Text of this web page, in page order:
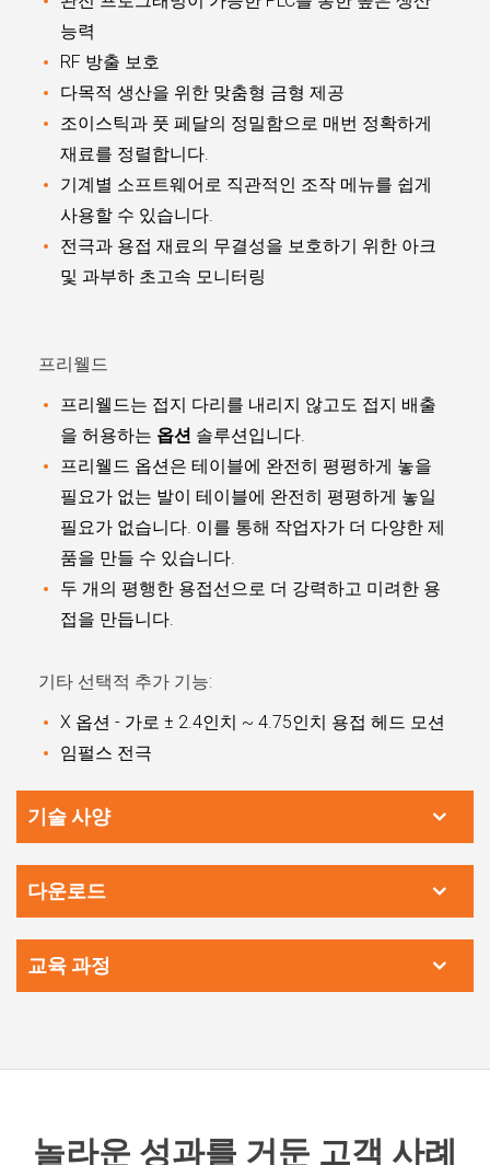
능력
RF 방출 보호
다목적 생산을 위한 맞춤형 금형 제공
조이스틱과 풋 페달의 정밀함으로 매번 정확하게
재료를 정렬합니다.
기계별 소프트웨어로 직관적인 조작 메뉴를 쉽게
사용할 수 있습니다.
전극과 용접 재료의 무결성을 보호하기 위한 아크
및 과부하 초고속 모니터링
프리웰드
프리웰드는 접지 다리를 내리지 않고도 접지 배출
을 허용하는 옵션 솔루션입니다.
프리웰드 옵션은 테이블에 완전히 평평하게 놓을
필요가 없는 발이 테이블에 완전히 평평하게 놓일
필요가 없습니다. 이를 통해 작업자가 더 다양한 제
품을 만들 수 있습니다.
두 개의 평행한 용접선으로 더 강력하고 미려한 용
접을 만듭니다.
기타 선택적 추가 기능:
X 옵션 - 가로 ± 2.4인치 ~ 4.75인치 용접 헤드 모션
임펄스 전극
기술 사양
다운로드
교육 과정
놀라운 성과를 거둔 고객 사례